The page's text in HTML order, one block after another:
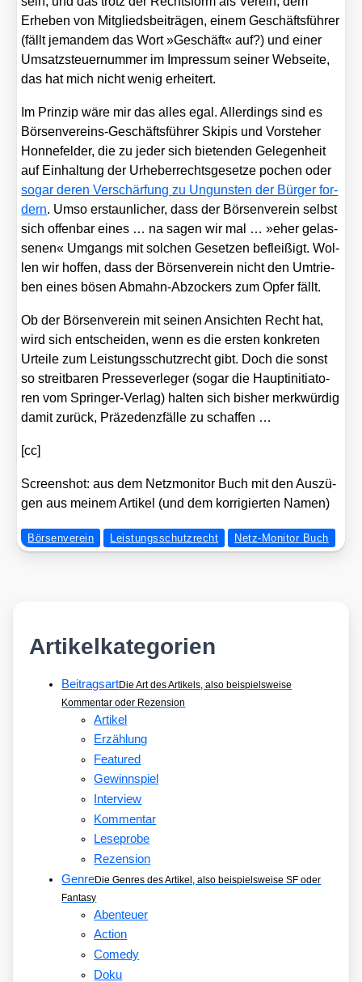
Erhe­ben von Mit­glieds­bei­trä­gen, einem Geschäfts­füh­rer
(fällt jeman­dem das Wort »Geschäft« auf?) und einer
Umsatz­steu­er­num­mer im Impres­sum sei­ner Web­sei­te,
das hat mich nicht wenig erhei­tert.
Im Prin­zip wäre mir das alles egal. Aller­dings sind es
Bör­sen­ver­eins-Geschäfts­füh­rer Ski­pis und Vor­ste­her
Hon­ne­fel­der, die zu jeder sich bie­ten­den Gele­gen­heit
auf Ein­hal­tung der Urhe­ber­rechts­ge­set­ze pochen oder
sogar deren Ver­schär­fung zu Unguns­ten der Bür­ger for­
dern. Umso erstaun­li­cher, dass der Bör­sen­ver­ein selbst
sich offen­bar eines … na sagen wir mal … »eher gelas­
se­nen« Umgangs mit sol­chen Geset­zen beflei­ßigt. Wol­
len wir hof­fen, dass der Bör­sen­ver­ein nicht den Umtrie­
ben eines bösen Abmahn-Abzo­ckers zum Opfer fällt.
Ob der Bör­sen­ver­ein mit sei­nen Ansich­ten Recht hat,
wird sich ent­schei­den, wenn es die ers­ten kon­kre­ten
Urtei­le zum Leis­tungs­schutz­recht gibt. Doch die sonst
so streit­ba­ren Pres­se­ver­le­ger (sogar die Haupt­in­itia­to­
ren vom Sprin­ger-Ver­lag) hal­ten sich bis­her merk­wür­dig
damit zurück, Prä­ze­denz­fäl­le zu schaf­fen …
[cc]
Screen­shot: aus dem Netz­mo­ni­tor Buch mit den Aus­zü­
gen aus mei­nem Arti­kel (und dem kor­ri­gier­ten Namen)
Börsenverein Leistungsschutzrecht Netz-Monitor Buch
Artikelkategorien
BeitragsartDie Art des Artikels, also beispielsweise
Kommentar oder Rezension
Artikel
Erzählung
Featured
Gewinnspiel
Interview
Kommentar
Leseprobe
Rezension
GenreDie Genres des Artikel, also beispielsweise SF oder
Fantasy
Abenteuer
Action
Comedy
Doku